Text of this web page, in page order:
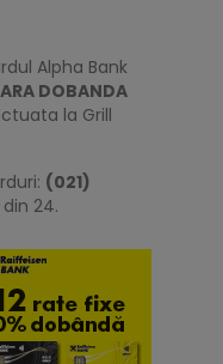
Alpha Bank
DOBANDA
la Grill
(021)
24.